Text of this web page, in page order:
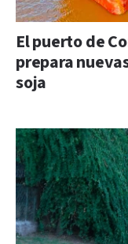
El puerto de
prepara
soja